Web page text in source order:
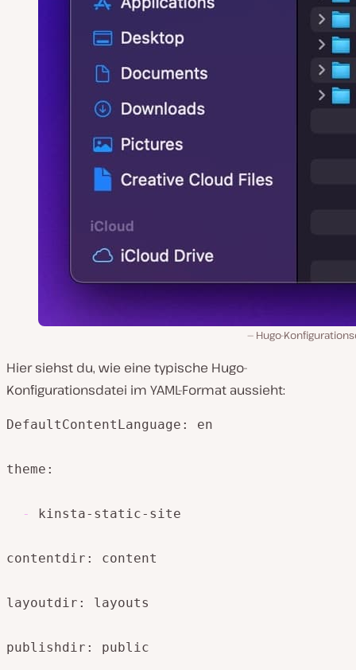
Hugo-
Hier siehst du, wie eine typische Hugo-
Konfigurationsdatei im YAML-Format aussieht:
DefaultContentLanguage: en
theme:
- kinsta-static-site
contentdir: content
layoutdir: layouts
publishdir: public